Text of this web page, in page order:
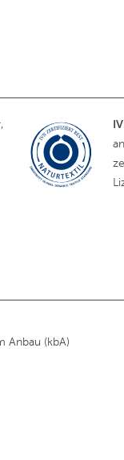
Anbau (kbA)